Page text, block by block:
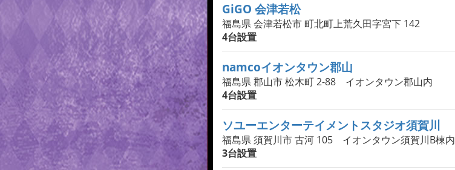
GiGO 会津若松
福島県 会津若松市 町北町上荒久田字宮下 142
4台設置
namcoイオンタウン郡山
福島県 郡山市 松木町 2-88 イオンタウン郡山内
4台設置
ソユーエンターテイメントスタジオ須賀川
福島県 須賀川市 古河 105 イオンタウン須賀川B棟内
3台設置